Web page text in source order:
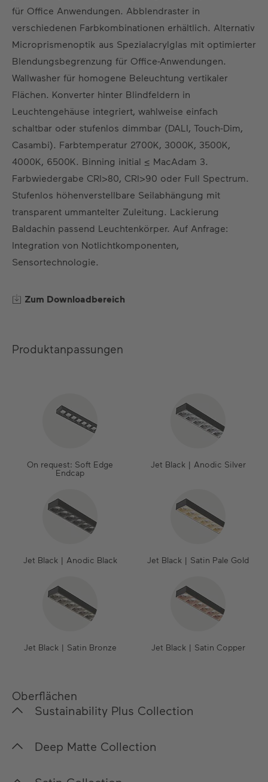
für Office Anwendungen. Abblendraster in
verschiedenen Farbkombinationen erhältlich. Alternativ
Microprismenoptik aus Spezialacrylglas mit optimierter
Blendungsbegrenzung für Office-Anwendungen.
Wallwasher für homogene Beleuchtung vertikaler
Flächen. Konverter hinter Blindfeldern in
Leuchtengehäuse integriert, wahlweise einfach
schaltbar oder stufenlos dimmbar (DALI, Touch-Dim,
Casambi). Farbtemperatur 2700K, 3000K, 3500K,
4000K, 6500K. Binning initial ≤ MacAdam 3.
Farbwiedergabe CRI>80, CRI>90 oder Full Spectrum.
Stufenlos höhenverstellbare Seilabhängung mit
transparent ummantelter Zuleitung. Lackierung
Baldachin passend Leuchtenkörper. Auf Anfrage:
Integration von Notlichtkomponenten,
Sensortechnologie.
Zum Downloadbereich
Produktanpassungen
On request: Soft Edge
Endcap
Jet Black | Anodic Silver
Jet Black | Anodic Black Jet Black | Satin Pale Gold
Jet Black | Satin Bronze Jet Black | Satin Copper
Oberflächen
Sustainability Plus Collection
In unserer Sustainability Plus Collection legen wir
der Pulverlacke als auch des
Deep Matte Collection
Für unsere Deep Matte Collection haben wir